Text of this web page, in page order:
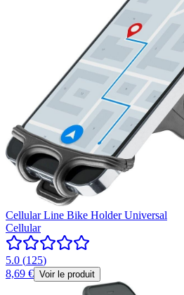
Cellular Line Bike Holder Universal
Cellular
5.0 (125)
8,69 € Voir le produit